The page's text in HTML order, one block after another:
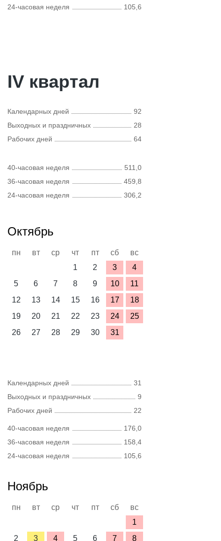
24-часовая неделя
105,6
IV квартал
Календарных дней
92
Выходных и праздничных
28
Рабочих дней
64
40-часовая неделя
511,0
36-часовая неделя
459,8
24-часовая неделя
306,2
Октябрь
пн вт ср чт пт сб
вс
1
2 3
4
5
6 7 8 9 10
11
12
13 14 15 16 17
18
19
20 21 22 23 24
25
26
27 28 29 30 31
Календарных дней
31
Выходных и праздничных
9
Рабочих дней
22
40-часовая неделя
176,0
36-часовая неделя
158,4
24-часовая неделя
105,6
Ноябрь
пн вт ср чт пт сб
вс
1
2
3 4 5 6 7 8